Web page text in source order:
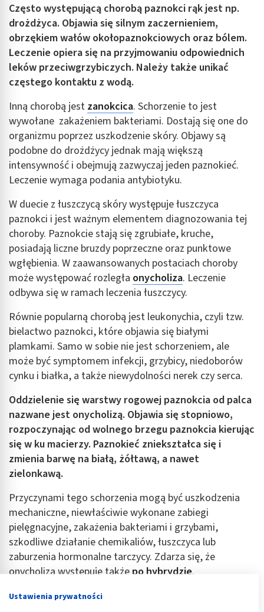
Często występującą chorobą paznokci rąk jest np.
drożdżyca. Objawia się silnym zaczernieniem,
obrzękiem wałów okołopaznokciowych oraz bólem.
Leczenie opiera się na przyjmowaniu odpowiednich
leków przeciwgrzybiczych. Należy także unikać
częstego kontaktu z wodą.
Inną chorobą jest zanokcica. Schorzenie to jest
wywołane zakażeniem bakteriami. Dostają się one do
organizmu poprzez uszkodzenie skóry. Objawy są
podobne do drożdżycy jednak mają większą
intensywność i obejmują zazwyczaj jeden paznokieć.
Leczenie wymaga podania antybiotyku.
W duecie z łuszczycą skóry występuje łuszczyca
paznokci i jest ważnym elementem diagnozowania tej
choroby. Paznokcie stają się zgrubiałe, kruche,
posiadają liczne bruzdy poprzeczne oraz punktowe
wgłębienia. W zaawansowanych postaciach choroby
może występować rozległa onycholiza. Leczenie
odbywa się w ramach leczenia łuszczycy.
Równie popularną chorobą jest leukonychia, czyli tzw.
bielactwo paznokci, które objawia się białymi
plamkami. Samo w sobie nie jest schorzeniem, ale
może być symptomem infekcji, grzybicy, niedoborów
cynku i białka, a także niewydolności nerek czy serca.
Oddzielenie się warstwy rogowej paznokcia od palca
nazwane jest onycholizą. Objawia się stopniowo,
rozpoczynając od wolnego brzegu paznokcia kierując
się w ku macierzy. Paznokieć zniekształca się i
zmienia barwę na białą, żółtawą, a nawet
zielonkawą.
Przyczynami tego schorzenia mogą być uszkodzenia
mechaniczne, niewłaściwie wykonane zabiegi
pielęgnacyjne, zakażenia bakteriami i grzybami,
szkodliwe działanie chemikaliów, łuszczyca lub
zaburzenia hormonalne tarczycy. Zdarza się, że
onycholiza występuje także po hybrydzie.
Leczenie polega na unikaniu czynników uszkadzających
Ustawienia prywatności